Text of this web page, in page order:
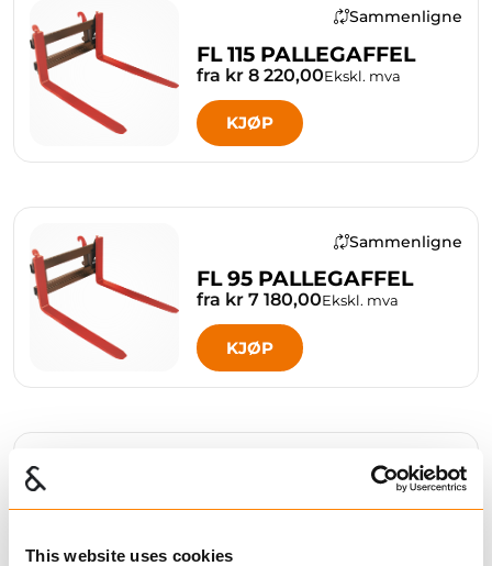
This website uses cookies
Sammenligne
FL 115 PALLEGAFFEL
fra kr 8 220,00Ekskl. mva
KJØP
Sammenligne
FL 95 PALLEGAFFEL
fra kr 7 180,00Ekskl. mva
KJØP
Sammenligne
GR 20 TØMMERKLO